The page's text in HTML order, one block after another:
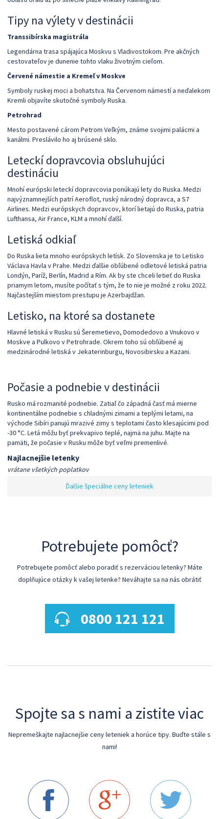
Tipy na výlety v destinácii
Transsibírska magistrála
Legendárna trasa spájajúca Moskvu s Vladivostokom. Pre akčných
cestovateľov je dunenie tohto vlaku životným cieľom.
Červené námestie a Kremeľ v Moskve
Symboly ruskej moci a bohatstva. Na Červenom námestí a neďalekom
Kremli objavíte skutočné symboly Ruska.
Petrohrad
Mesto postavené cárom Petrom Veľkým, známe svojimi palácmi a
kanálmi. Preslávilo ho aj brúsené sklo.
Leteckí dopravcovia obsluhujúci
destináciu
Mnohí európski leteckí dopravcovia ponúkajú lety do Ruska. Medzi
najvýznamnejších patrí Aeroflot, ruský národný dopravca, a S7
Airlines. Medzi európskych dopravcov, ktorí lietajú do Ruska, patria
Lufthansa, Air France, KLM a mnohí ďalší.
Letiská odkiaľ
Do Ruska lieta mnoho európskych letísk. Zo Slovenska je to Letisko
Václava Havla v Prahe. Medzi ďalšie obľúbené odletové letiská patria
Londýn, Paríž, Berlín, Madrid a Rím. Ak by ste chceli letieť do Ruska
priamym letom, musíte počítať s tým, že to nie je možné z roku 2022.
Najčastejším miestom prestupu je Azerbajdžan.
Letisko, na ktoré sa dostanete
Hlavné letiská v Rusku sú Šeremetievo, Domodedovo a Vnukovo v
Moskve a Pulkovo v Petrohrade. Okrem toho sú obľúbené aj
medzinárodné letiská v Jekaterinburgu, Novosibirsku a Kazani.
Počasie a podnebie v destinácii
Rusko má rozmanité podnebie. Zatiaľ čo západná časť má mierne
kontinentálne podnebie s chladnými zimami a teplými letami, na
východe Sibíri panujú mrazivé zimy s teplotami často klesajúcimi pod
-30 °C. Letá môžu byť prekvapivo teplé, najmä na juhu. Majte na
pamäti, že počasie v Rusku môže byť veľmi premenlivé.
Najlacnejšie letenky
vrátane všetkých poplatkov
Ďalšie špeciálne ceny leteniek
Potrebujete pomôcť?
Potrebujete pomôcť alebo poradiť s rezerváciou letenky? Máte
doplňujúce otázky k vašej letenke? Neváhajte sa na nás obrátiť
0800 121 121
Spojte sa s nami a zistite viac
Nepremeškajte najlacnejšie ceny leteniek a horúce tipy. Buďte stále s
nami!